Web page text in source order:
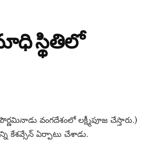
స్థితిలో
వంగదేశంలో లక్ష్మీపూజ చేస్తారు.)
కేశవ్సేన్ ఏర్పాటు చేశాడు.